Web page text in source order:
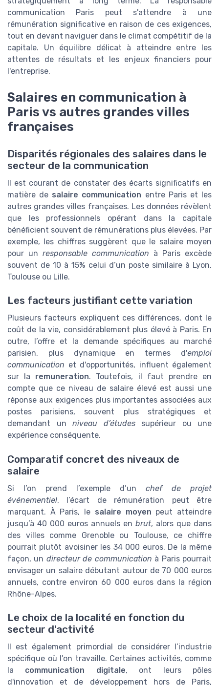
communication Paris peut s'attendre à une
rémunération significative en raison de ces exigences,
tout en devant naviguer dans le climat compétitif de la
capitale. Un équilibre délicat à atteindre entre les
attentes de résultats et les enjeux financiers pour
l'entreprise.
Salaires en communication à
Paris vs autres grandes villes
françaises
Disparités régionales des salaires dans le
secteur de la communication
Il est courant de constater des écarts significatifs en
matière de salaire communication entre Paris et les
autres grandes villes françaises. Les données révèlent
que les professionnels opérant dans la capitale
bénéficient souvent de rémunérations plus élevées. Par
exemple, les chiffres suggèrent que le salaire moyen
pour un responsable communication à Paris excède
souvent de 10 à 15% celui d’un poste similaire à Lyon,
Toulouse ou Lille.
Les facteurs justifiant cette variation
Plusieurs facteurs expliquent ces différences, dont le
coût de la vie, considérablement plus élevé à Paris. En
outre, l’offre et la demande spécifiques au marché
parisien, plus dynamique en termes d'emploi
communication et d'opportunités, influent également
sur la remuneration. Toutefois, il faut prendre en
compte que ce niveau de salaire élevé est aussi une
réponse aux exigences plus importantes associées aux
postes parisiens, souvent plus stratégiques et
demandant un niveau d’étudessupérieur ou une
expérience conséquente.
Comparatif concret des niveaux de
salaire
Si l’on prend l’exemple d’un chef de projet
événementiel, l’écart de rémunération peut être
marquant. À Paris, le salaire moyen peut atteindre
jusqu’à 40 000 euros annuels en brut, alors que dans
des villes comme Grenoble ou Toulouse, ce chiffre
pourrait plutôt avoisiner les 34 000 euros. De la même
façon, un directeur de communication à Paris pourrait
envisager un salaire débutant autour de 70 000 euros
annuels, contre environ 60 000 euros dans la région
Rhône-Alpes.
Le choix de la localité en fonction du
secteur d'activité
Il est également primordial de considérer l’industrie
spécifique où l’on travaille. Certaines activités, comme
la communication digitale, ont leurs pôles
d'innovation et de développement hors de Paris,